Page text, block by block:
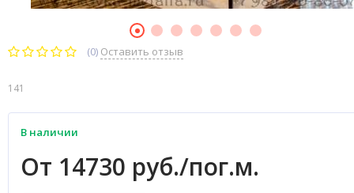
(0) Оставить отзыв
141
В наличии
От 14730 руб./пог.м.